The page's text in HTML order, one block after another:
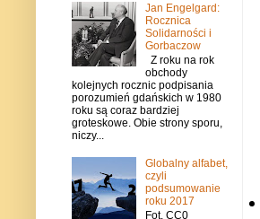
Jan Engelgard:
Rocznica
Solidarności i
Gorbaczow
Z roku na rok
obchody
kolejnych rocznic podpisania
porozumień gdańskich w 1980
roku są coraz bardziej
groteskowe. Obie strony sporu,
niczy...
Globalny alfabet,
czyli
podsumowanie
roku 2017
Fot. CC0